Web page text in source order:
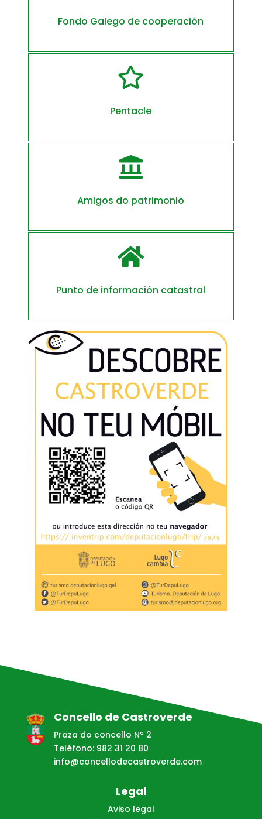
Fondo Galego de cooperación

Pentacle

Amigos do patrimonio

Punto de información catastral
Concello de Castroverde
Praza do concello Nº 2
Teléfono: 982 31 20 80
info@concellodecastroverde.com
Legal
Aviso legal